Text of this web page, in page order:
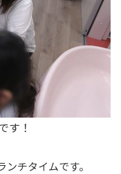
す！
チタイムです。